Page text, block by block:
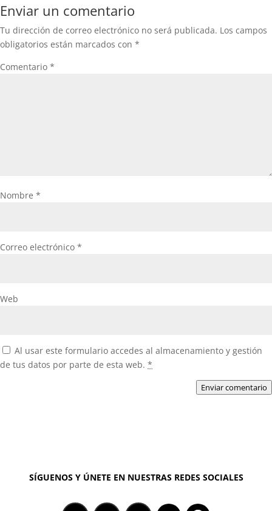
Enviar un comentario
Tu dirección de correo electrónico no será publicada. Los campos
obligatorios están marcados con *
Comentario *
Nombre *
Correo electrónico *
Web
Al usar este formulario accedes al almacenamiento y gestión
de tus datos por parte de esta web. *
Enviar comentario
SÍGUENOS Y ÚNETE EN NUESTRAS REDES SOCIALES